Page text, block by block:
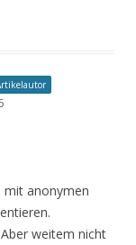
mit anonymen
weitem nicht